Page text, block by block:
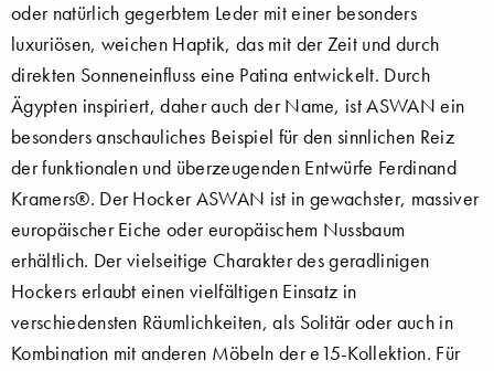
oder natürlich gegerbtem Leder mit einer besonders
luxuriösen, weichen Haptik, das mit der Zeit und durch
direkten Sonneneinfluss eine Patina entwickelt. Durch
Ägypten inspiriert, daher auch der Name, ist ASWAN ein
besonders anschauliches Beispiel für den sinnlichen Reiz
der funktionalen und überzeugenden Entwürfe Ferdinand
Kramers®. Der Hocker ASWAN ist in gewachster, massiver
europäischer Eiche oder europäischem Nussbaum
erhältlich. Der vielseitige Charakter des geradlinigen
Hockers erlaubt einen vielfältigen Einsatz in
verschiedensten Räumlichkeiten, als Solitär oder auch in
Kombination mit anderen Möbeln der e15-Kollektion. Für